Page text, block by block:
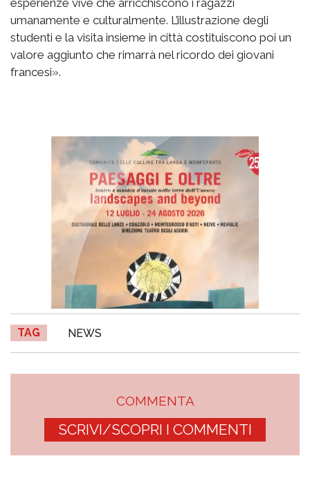
umanamente e culturalmente. L’illustrazione degli
studenti e la visita insieme in città costituiscono poi un
valore aggiunto che rimarrà nel ricordo dei giovani
francesi».
TAG NEWS
COMMENTA
SCRIVI/SCOPRI I COMMENTI